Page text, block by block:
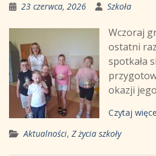
23 czerwca, 2026 Szkoła
Wczoraj
ostatni
spotkała
okazji
Czytaj
Aktualności, Z życia szkoły